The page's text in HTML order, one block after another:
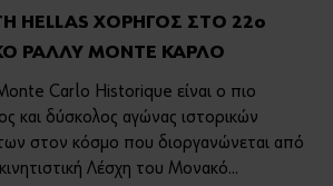
HELLAS ΧΟΡΗΓΟΣ ΣΤΟ 22ο
ΡΑΛΛΥ ΜΟΝΤΕ ΚΑΡΛΟ
Carlo Historique είναι ο πιο
και δύσκολος αγώνας ιστορικών
στον κόσμο που διοργανώνεται από
Λέσχη του Μονακό...